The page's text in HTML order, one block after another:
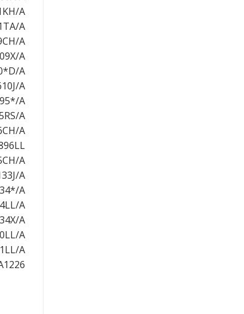
A,
A,
A,
A,
A,
A,
A,
A,
A,
A,
A,
A,
A,
A
A,
A